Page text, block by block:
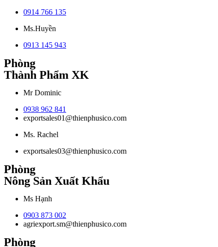
0914 766 135
Ms.Huyền
0913 145 943
Phòng
Thành Phẩm XK
Mr Dominic
0938 962 841
exportsales01@thienphusico.com
Ms. Rachel
exportsales03@thienphusico.com
Phòng
Nông Sản Xuất Khẩu
Ms Hạnh
0903 873 002
agriexport.sm@thienphusico.com
Phòng